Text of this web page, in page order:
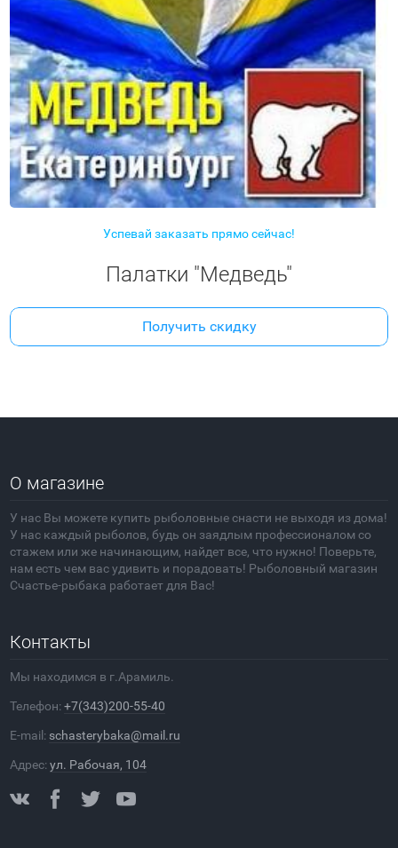
Успевай заказать прямо сейчас!
Палатки "Медведь"
Получить скидку
О магазине
У нас Вы можете купить рыболовные снасти не выходя из дома!
У нас каждый рыболов, будь он заядлым профессионалом со
стажем или же начинающим, найдет все, что нужно! Поверьте,
нам есть чем вас удивить и порадовать! Рыболовный магазин
Счастье-рыбака работает для Вас!
Контакты
Мы находимся в г.Арамиль.
Телефон:+7(343)200-55-40
E-mail: schasterybaka@mail.ru
Адрес:ул. Рабочая, 104